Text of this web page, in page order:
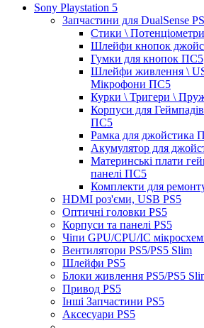
Sony Playstation 5
Запчастини для DualSense
Стики \
Шлейфи кнопок
Гумки для кнопок ПС5
Шлейфи живлення \
Мікрофони ПС5
Курки \ Тригери \
Корпуси для
ПС5
Рамка для джойстика
Акумулятор для
Материнські плати
панелі ПС5
Комплекти для
HDMI роз'єми, USB PS5
Оптичні головки PS5
Корпуси та панелі PS5
Чіпи GPU/CPU/IC
Вентилятори PS5/PS5 Slim
Шлейфи PS5
Блоки живлення PS5/PS5
Привод PS5
Інші Запчастини PS5
Аксесуари PS5